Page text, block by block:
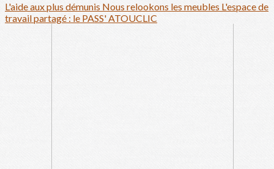
L'aide aux plus démunis Nous relookons les meubles L'espace de
travail partagé : le PASS' ATOUCLIC